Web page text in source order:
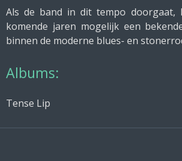
Als de band in dit tempo doorgaat,
komende jaren mogelijk een
binnen de moderne blues- en
Albums:
Tense Lip